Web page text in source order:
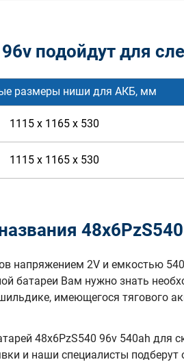
подойдут для
размеры ниши для АКБ, мм
1115 x 1165 x 530
1115 x 1165 x 530
напряжением 2V и емкостью
батареи Вам нужно знать
имеющегося тягового
48х6PzS540 96v 540ah для
и наши специалисты